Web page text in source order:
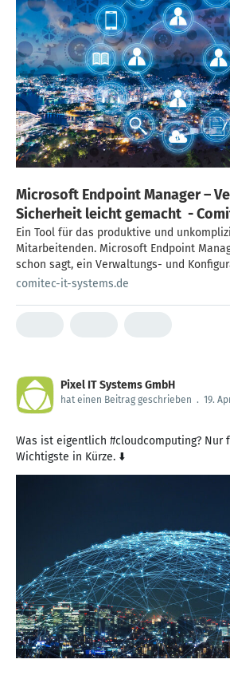
Microsoft Endpoint Manager –
Sicherheit leicht gemacht -
Ein Tool für das produktive und
Mitarbeitenden. Microsoft Endpoint
schon sagt, ein Verwaltungs- und
Endgeräte. Endgeräte sind in diesem Fall
comitec-it-systems.de
Pixel IT Systems GmbH
hat einen Beitrag geschrieben . 19.
Was ist eigentlich #cloudcomputing? Nur
Wichtigste in Kürze. ⬇️